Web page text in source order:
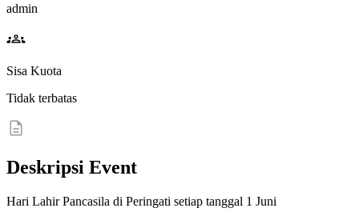
admin
Sisa Kuota
Tidak terbatas
Deskripsi Event
Hari Lahir Pancasila di Peringati setiap tanggal 1 Juni